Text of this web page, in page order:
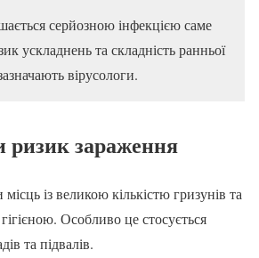
серйозною інфекцією саме
ускладнень та складність ранньої
вірусологи.
зараження
із великою кількістю гризунів та
Особливо це стосується
та підвалів.